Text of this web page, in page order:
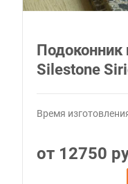
Подоконник
Silestone
Время
от 12750